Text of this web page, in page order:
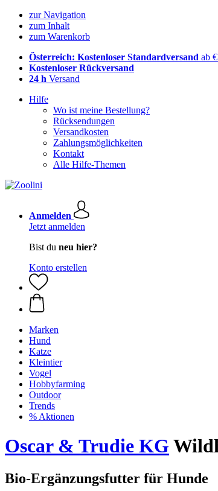
zur Navigation
zum Inhalt
zum Warenkorb
Österreich: Kostenloser Standardversand ab
Kostenloser Rückversand
24 h Versand
Hilfe
Wo ist meine Bestellung?
Rücksendungen
Versandkosten
Zahlungsmöglichkeiten
Kontakt
Alle Hilfe-Themen
Anmelden
Jetzt anmelden
Bist du neu hier?
Konto erstellen
Marken
Hund
Katze
Kleintier
Vogel
Hobbyfarming
Outdoor
Trends
% Aktionen
Oscar & Trudie KG
Bio-Ergänzungsfutter für Hunde